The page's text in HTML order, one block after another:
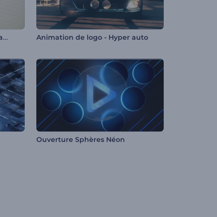
Animation de logo - Cubes fragmentés Animation de logo - Hyper auto
Ouverture Sphères Néon